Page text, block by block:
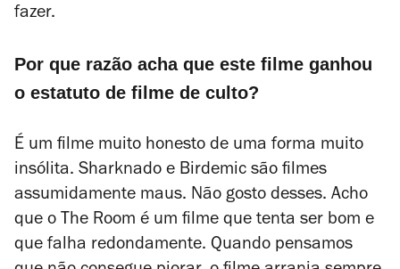
fazer.
Por que razão acha que este filme ganhou
o estatuto de filme de culto?
É um filme muito honesto de uma forma muito
insólita. Sharknado e Birdemic são filmes
assumidamente maus. Não gosto desses. Acho
que o The Room é um filme que tenta ser bom e
que falha redondamente. Quando pensamos